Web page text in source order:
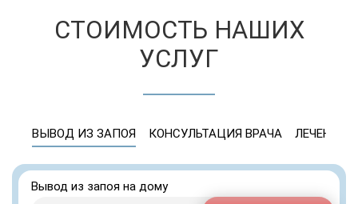
СТОИМОСТЬ НАШИХ
УСЛУГ
ВЫВОД ИЗ ЗАПОЯ КОНСУЛЬТАЦИЯ ВРАЧА ЛЕЧЕНИЕ
Вывод из запоя на дому